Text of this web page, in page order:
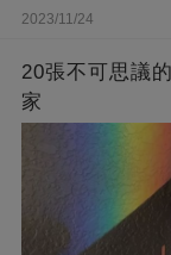
2023/11/24
20張不可思議
家